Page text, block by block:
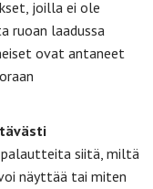
joilla ei ole
ruoan laadussa
ovat antaneet
palautteita siitä, miltä
näyttää tai miten